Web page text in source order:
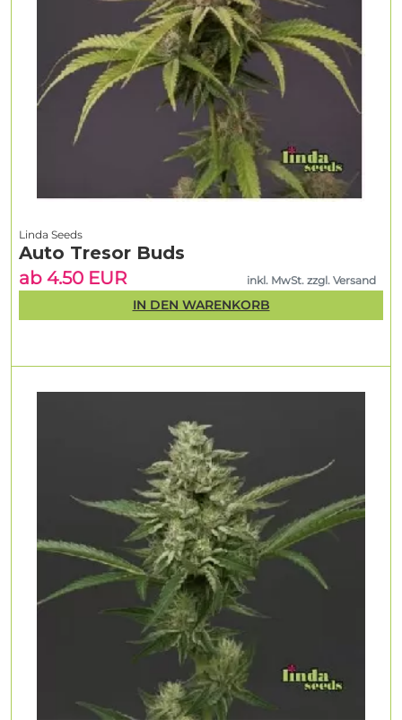
Linda Seeds
Auto Tresor Buds
ab 4.50 EUR
inkl. MwSt. zzgl. Versand
IN DEN WARENKORB